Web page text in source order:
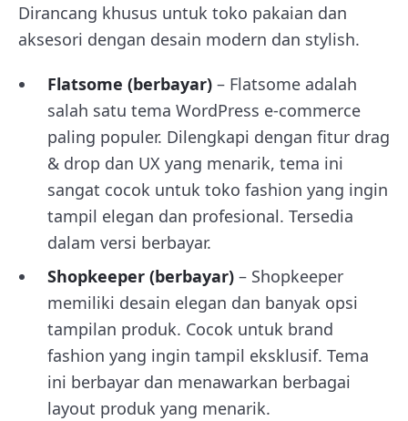
Dirancang khusus untuk toko pakaian dan
aksesori dengan desain modern dan stylish.
Flatsome (berbayar) – Flatsome adalah
salah satu tema WordPress e-commerce
paling populer. Dilengkapi dengan fitur drag
& drop dan UX yang menarik, tema ini
sangat cocok untuk toko fashion yang ingin
tampil elegan dan profesional. Tersedia
dalam versi berbayar.
Shopkeeper (berbayar) – Shopkeeper
memiliki desain elegan dan banyak opsi
tampilan produk. Cocok untuk brand
fashion yang ingin tampil eksklusif. Tema
ini berbayar dan menawarkan berbagai
layout produk yang menarik.